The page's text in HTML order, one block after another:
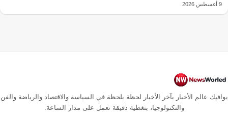
9 أغسطس 2026
يوافيك عالم الأخبار بآخر الأخبار لحظة بلحظة في السياسة والاقتصاد والرياضة والفن
والتكنولوجيا، بتغطية دقيقة تعمل على مدار الساعة.